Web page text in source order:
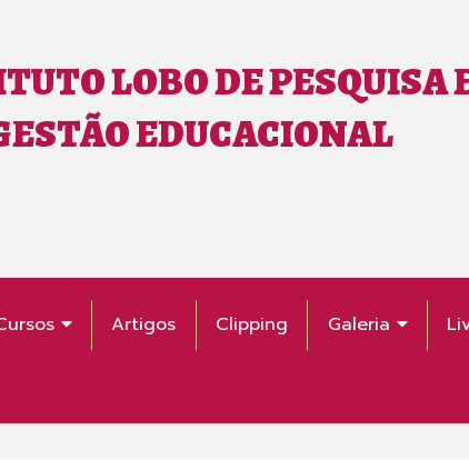
LOBO DE PESQUISA
EDUCACIONAL
Artigos Clipping Galeria